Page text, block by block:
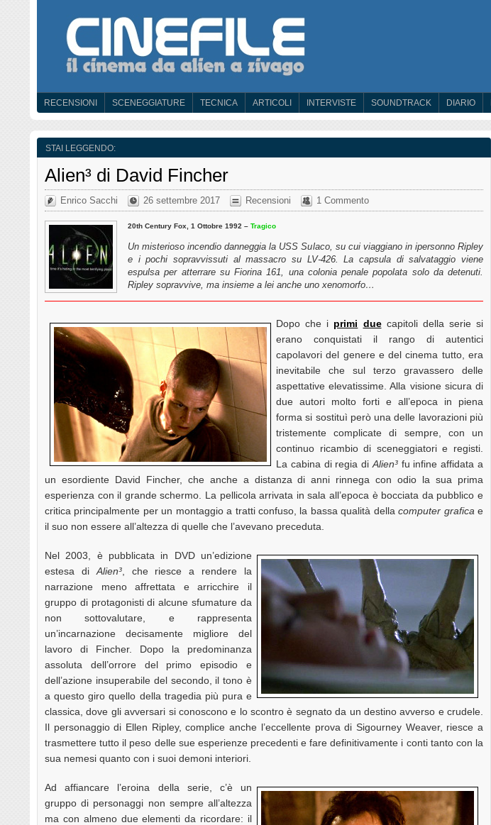
RECENSIONI SCENEGGIATURE TECNICA ARTICOLI INTERVISTE SOUNDTRACK DIARIO
STAI LEGGENDO:
Alien³ di David Fincher
Enrico Sacchi 26 settembre 2017 Recensioni 1 Commento
20th Century Fox, 1 Ottobre 1992 – Tragico
Un misterioso incendio danneggia la USS Sulaco, su cui viaggiano in ipersonno Ripley
e i pochi sopravvissuti al massacro su LV-426. La capsula di salvataggio viene
espulsa per atterrare su Fiorina 161, una colonia penale popolata solo da detenuti.
Ripley sopravvive, ma insieme a lei anche uno xenomorfo…
Dopo che i primi duecapitoli della serie si
erano conquistati il rango di autentici
capolavori del genere e del cinema tutto, era
inevitabile che sul terzo gravassero delle
aspettative elevatissime. Alla visione sicura di
due autori molto forti e all’epoca in piena
forma si sostituì però una delle lavorazioni più
tristemente complicate di sempre, con un
continuo ricambio di sceneggiatori e registi.
La cabina di regia di Alien³fu infine affidata a
un esordiente David Fincher, che anche a distanza di anni rinnega con odio la sua prima
esperienza con il grande schermo. La pellicola arrivata in sala all’epoca è bocciata da pubblico e
critica principalmente per un montaggio a tratti confuso, la bassa qualità dellacomputer grafica e
il suo non essere all’altezza di quelle che l’avevano preceduta.
Nel 2003, è pubblicata in DVD un’edizione
estesa di Alien³, che riesce a rendere la
narrazione meno affrettata e arricchire il
gruppo di protagonisti di alcune sfumature da
non sottovalutare, e rappresenta
un’incarnazione decisamente migliore del
lavoro di Fincher. Dopo la predominanza
assoluta dell’orrore del primo episodio e
dell’azione insuperabile del secondo, il tono è
a questo giro quello della tragedia più pura e
classica, dove gli avversari si conoscono e lo scontro è segnato da un destino avverso e crudele.
Il personaggio di Ellen Ripley, complice anche l’eccellente prova di Sigourney Weaver, riesce a
trasmettere tutto il peso delle sue esperienze precedenti e fare definitivamente i conti tanto con la
sua nemesi quanto con i suoi demoni interiori.
Ad affiancare l’eroina della serie, c’è un
gruppo di personaggi non sempre all’altezza
ma con almeno due elementi da ricordare: il